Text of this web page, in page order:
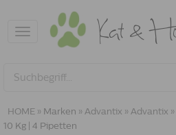
Toggle
navigation
HOME » Marken » Advantix » Advantix »
10 Kg | 4 Pipetten